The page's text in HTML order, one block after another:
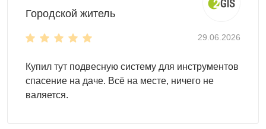
доступным ценам для жителей
Владимира и
Городской житель
29.06.2026
Купил тут подвесную систему для инструментов
спасение на даче. Всё на месте, ничего не
валяется.